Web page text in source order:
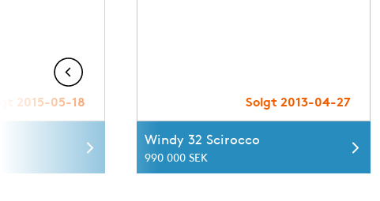
2015-05-18 Solgt 2013-04-27
Windy 32 Scirocco
990 000 SEK